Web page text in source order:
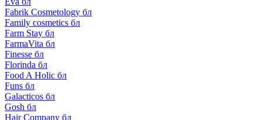
Fabrik Cosmetology бл
Family cosmetics бл
Farm Stay бл
FarmaVita бл
Finesse бл
Florinda бл
Food A Holic бл
Funs бл
Galacticos бл
Gosh бл
Hair Company бл